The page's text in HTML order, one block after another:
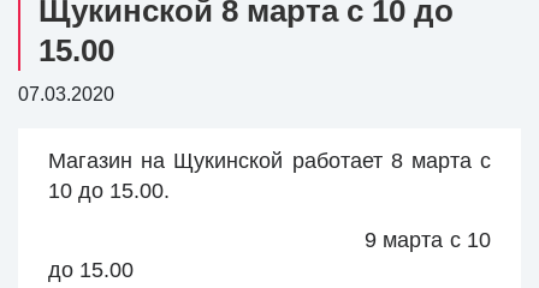
Щукинской 8 марта с 10 до
15.00
07.03.2020
Магазин на Щукинской работает 8 марта с
10 до 15.00.
9 марта с 10
до 15.00